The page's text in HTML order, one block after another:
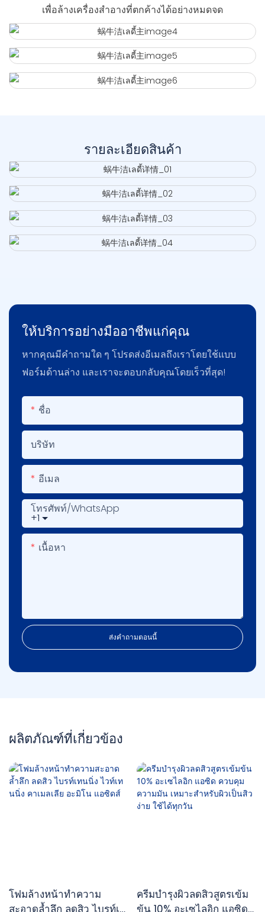
เพื่อล้างเครื่องสำอางที่ตกค้างได้อย่างหมดจด
รายละเอียดสินค้า
ให้บริการอย่างมืออาชีพแก่คุณ
หากคุณมีคำถามใด ๆ โปรดส่งอีเมลถึงเราโดยใช้แบบ
ฟอร์มด้านล่าง และเราจะตอบกลับคุณโดยเร็วที่สุด!
ชื่อ
บริษัท
อีเมล
+1
โทรศัพท์/WhatsApp
เนื้อหา
ส่งคำถามตอนนี้
ผลิตภัณฑ์ที่เกี่ยวข้อง
โฟมล้างหน้าทำความ
สะอาดล้ำลึก ลดสิว ไบรท์เท
ครีมบำรุงผิวลดสิวสูตรเข้ม
ข้น 10% อะเซไลอิก แอซิด